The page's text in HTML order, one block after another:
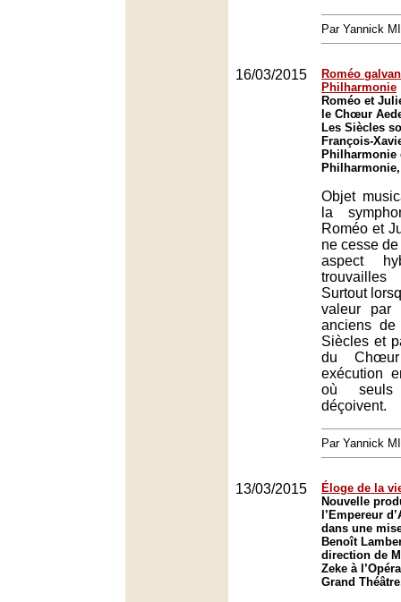
Par Yannick
16/03/2015
Roméo
Philharmonie
Roméo et
le Chœur
Les Siècles
François-
Philharmonie
Objet
la
Roméo et
ne cesse
aspect
Surtout
valeur par
anciens de
Siècles et
du
exécution
où
déçoivent.
Par Yannick
13/03/2015
Éloge de la
Nouvelle
l’Empereur
dans une
Benoît
direction de
Zeke à
Grand